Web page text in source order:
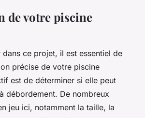
de votre piscine
ce projet, il est essentiel de
précise de votre piscine
est de déterminer si elle peut
débordement. De nombreux
jeu ici, notamment la taille, la